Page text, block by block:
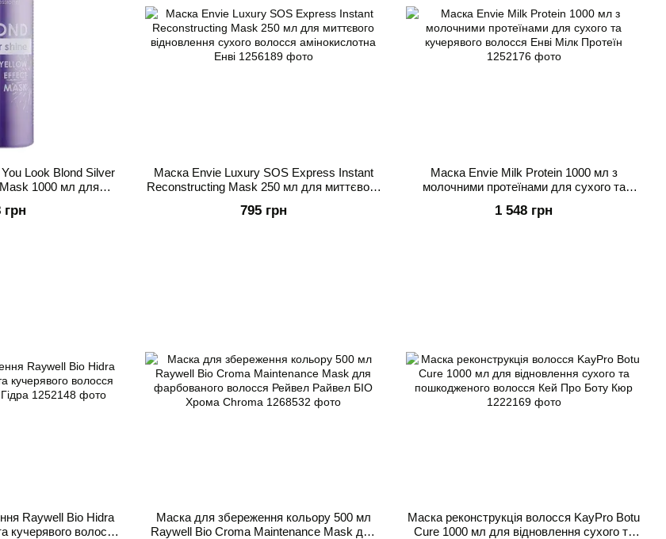
Look Blond Silver
1000 мл для
грн
Маска Envie Luxury SOS Express Instant
Reconstructing Mask 250 мл для миттєвого
амінокислотна Енві
795 грн
Маска Envie Milk Protein 1000 мл з
молочними протеїнами для сухого та
1 548 грн
Raywell Bio Hidra
кучерявого волосся
Маска для збереження кольору 500 мл
Raywell Bio Croma Maintenance Mask для
Маска реконструкція волосся KayPro Botu
Cure 1000 мл для відновлення сухого та